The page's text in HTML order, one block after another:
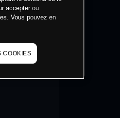
accepter ou
Vous pouvez en
COOKIES